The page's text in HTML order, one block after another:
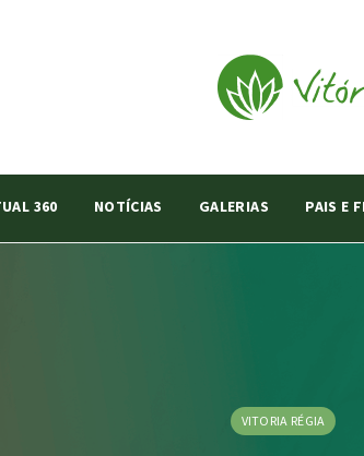
360 NOTÍCIAS GALERIAS PAIS E
VITORIA RÉGIA